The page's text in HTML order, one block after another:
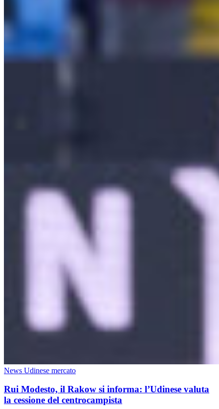
News Udinese mercato
Rui Modesto, il Rakow si informa: l’Udinese valuta
la cessione del centrocampista